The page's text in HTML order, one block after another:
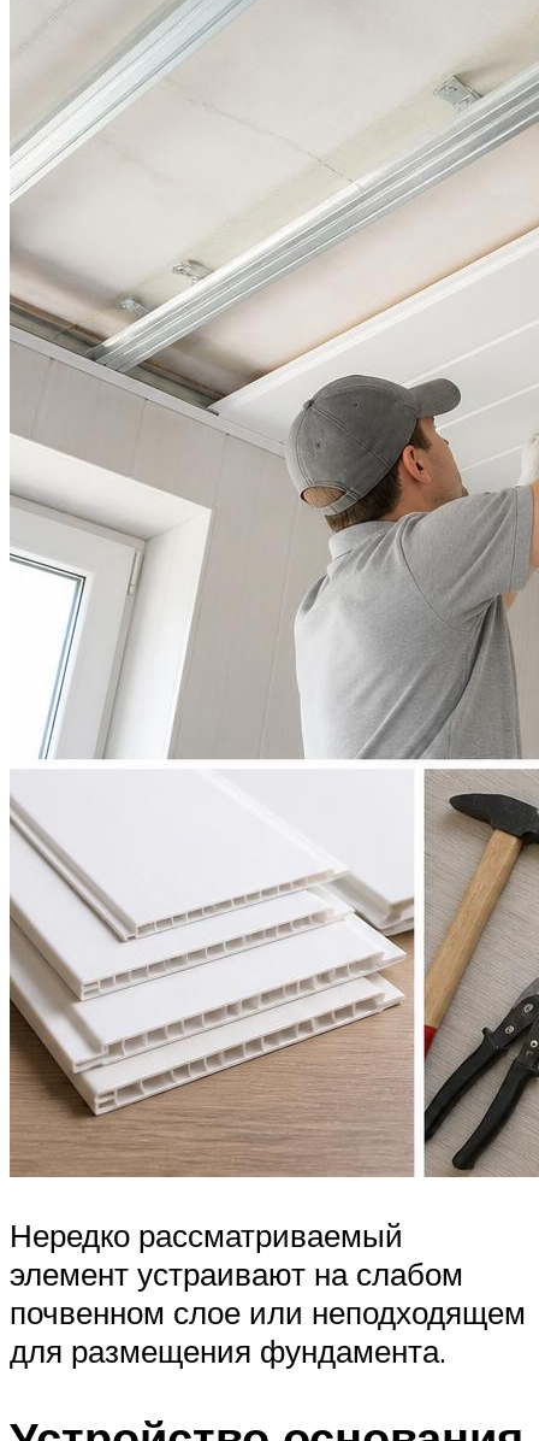
Нередко рассматриваемый
элемент устраивают на слабом
почвенном слое или неподходящем
для размещения фундамента.